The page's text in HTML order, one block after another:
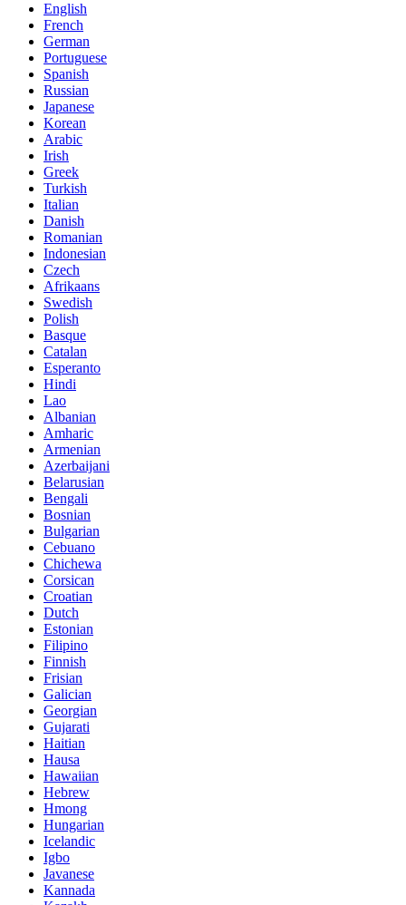
English
French
German
Portuguese
Spanish
Russian
Japanese
Korean
Arabic
Irish
Greek
Turkish
Italian
Danish
Romanian
Indonesian
Czech
Afrikaans
Swedish
Polish
Basque
Catalan
Esperanto
Hindi
Lao
Albanian
Amharic
Armenian
Azerbaijani
Belarusian
Bengali
Bosnian
Bulgarian
Cebuano
Chichewa
Corsican
Croatian
Dutch
Estonian
Filipino
Finnish
Frisian
Galician
Georgian
Gujarati
Haitian
Hausa
Hawaiian
Hebrew
Hmong
Hungarian
Icelandic
Igbo
Javanese
Kannada